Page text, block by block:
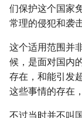
们保护这个国家
常理的侵犯和袭击
这个适用范围并
候，是面对国内
存在，和能引发
这些事情的存在
不过当时并不叫